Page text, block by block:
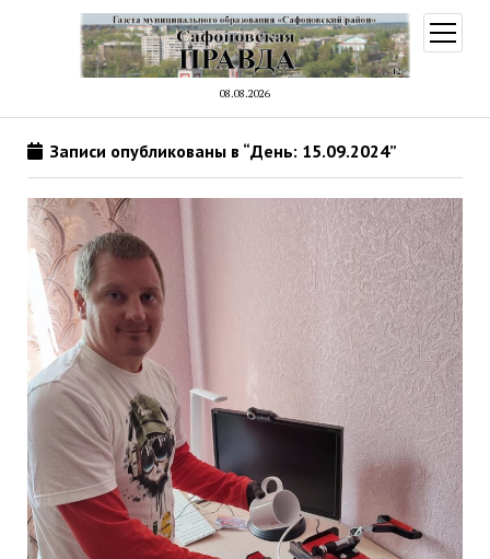
08.08.2026
меню
Записи опубликованы в “День: 15.09.2024”